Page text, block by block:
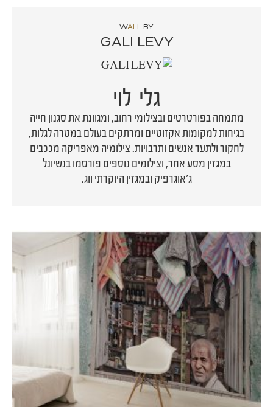
WALL BY
GALI LEVY
גלי לוי
מתמחה בפורטרטים ובצילומי רחוב, ומגוונת את סגנון חייה
בגיחות למקומות אקזוטיים ומרתקים בעולם במטרה לגלות,
לחקור ולתעד אנשים ותרבויות. צילומיה מאפריקה מככבים
במגזין מסע אחר, וצילומים נוספים פורסמו בנשיונל
ג'אוגרפיק ובמגזין היוקרתי ווג.